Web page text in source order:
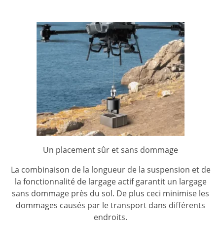
Un placement sûr et sans dommage
La combinaison de la longueur de la suspension et de
la fonctionnalité de largage actif garantit un largage
sans dommage près du sol. De plus ceci minimise les
dommages causés par le transport dans différents
endroits.